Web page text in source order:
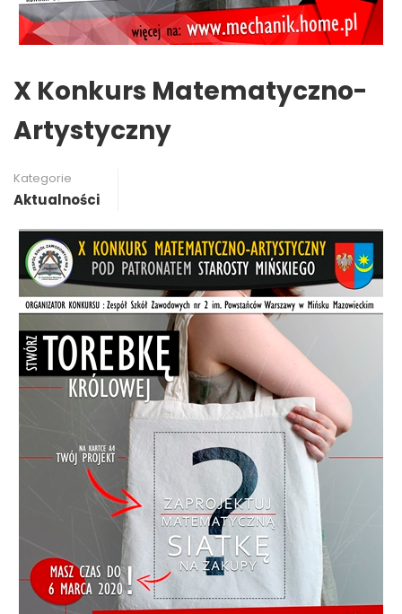
X Konkurs Matematyczno-
Artystyczny
Kategorie
Aktualności